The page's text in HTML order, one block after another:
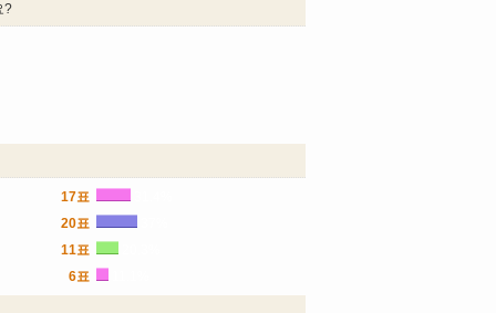
?
17표
20표
11표
6표